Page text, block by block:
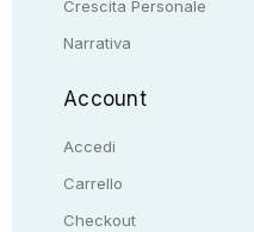
Crescita Personale
Narrativa
Account
Accedi
Carrello
Checkout